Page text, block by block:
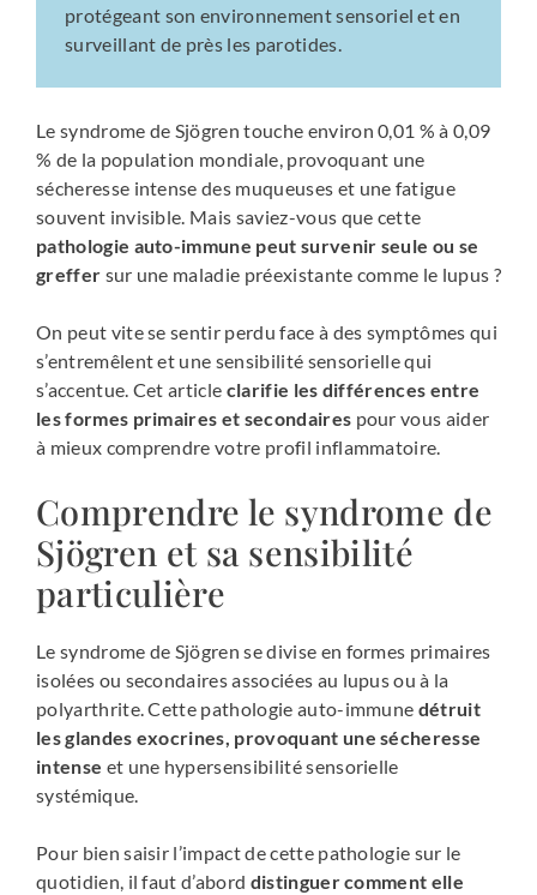
protégeant son environnement sensoriel et en
surveillant de près les parotides.
Le syndrome de Sjögren touche environ 0,01 % à 0,09
% de la population mondiale, provoquant une
sécheresse intense des muqueuses et une fatigue
souvent invisible. Mais saviez-vous que cette
pathologie auto-immune peut survenir seule ou se
greffer sur une maladie préexistante comme le lupus ?
On peut vite se sentir perdu face à des symptômes qui
s’entremêlent et une sensibilité sensorielle qui
s’accentue. Cet article clarifie les différences entre
les formes primaires et secondaires pour vous aider
à mieux comprendre votre profil inflammatoire.
Comprendre le syndrome de
Sjögren et sa sensibilité
particulière
Le syndrome de Sjögren se divise en formes primaires
isolées ou secondaires associées au lupus ou à la
polyarthrite. Cette pathologie auto-immune détruit
les glandes exocrines, provoquant une sécheresse
intense et une hypersensibilité sensorielle
systémique.
Pour bien saisir l’impact de cette pathologie sur le
quotidien, il faut d’abord distinguer comment elle